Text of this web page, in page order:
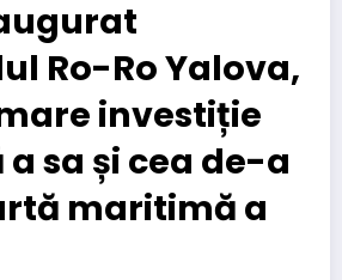
Ro-Ro Yalova,
investiție
sa și cea de-a
maritimă a